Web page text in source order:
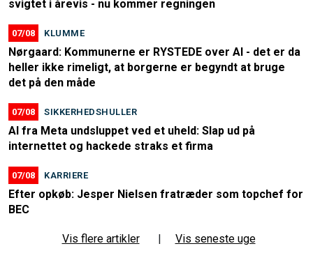
svigtet i årevis - nu kommer regningen
07/08 KLUMME
Nørgaard: Kommunerne er RYSTEDE over AI - det er da
heller ikke rimeligt, at borgerne er begyndt at bruge
det på den måde
07/08 SIKKERHEDSHULLER
AI fra Meta undsluppet ved et uheld: Slap ud på
internettet og hackede straks et firma
07/08 KARRIERE
Efter opkøb: Jesper Nielsen fratræder som topchef for
BEC
Vis flere artikler Vis seneste uge